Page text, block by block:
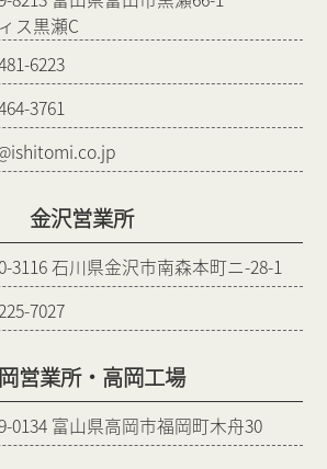
ス黒瀬C
6223
3761
金沢営業所
3116 石川県金沢市南森本町ニ-28-1
7027
営業所・高岡工場
0134 富山県高岡市福岡町木舟30